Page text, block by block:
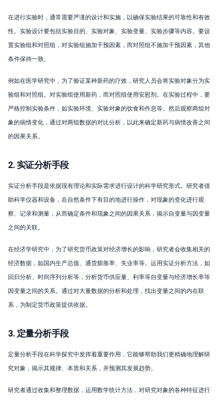
在进行实验时，通常需要严谨的设计和实施，以确保实验结果的可靠性和有效
性。实验设计要包括实验目的、实验对象、实验变量、实验步骤等内容。要设
置实验组和对照组，对实验组施加干预因素，而对照组不施加干预因素，其他
条件保持一致。
例如在医学研究中，为了验证某种新药的疗效，研究人员会将实验对象分为实
验组和对照组。对实验组使用新药，而对照组使用安慰剂。在实验过程中，要
严格控制实验条件，如实验环境、实验对象的饮食和作息等。然后观察两组对
象的病情变化，通过对两组数据的对比分析，以此来确定新药与病情改善之间
的因果关系。
2. 实证分析手段
实证分析手段是依据现有理论和实际需求进行设计的科学研究形式。研究者借
助科学仪器和设备，在自然条件下有目的地进行操作，对现象的变化进行观
察、记录和测量，从而确定条件和现象之间的因果关系，揭示自变量与因变量
之间的关联。
在经济学研究中，为了研究货币政策对经济增长的影响，研究者会收集相关的
经济数据，如国内生产总值、通货膨胀率、失业率等。运用实证分析方法，如
回归分析、时间序列分析等，分析货币供应量、利率等自变量与经济增长率等
因变量之间的关系。通过对大量数据的分析和处理，找出变量之间的内在联
系，为制定货币政策提供依据。
3. 定量分析手段
定量分析手段在科学探究中发挥着重要作用，它能够帮助我们更精确地理解研
究对象，揭示其规律、本质和关系，并预测其发展趋势。
研究者通过收集和整理数据，运用数学统计方法，对研究对象的各种特征进行